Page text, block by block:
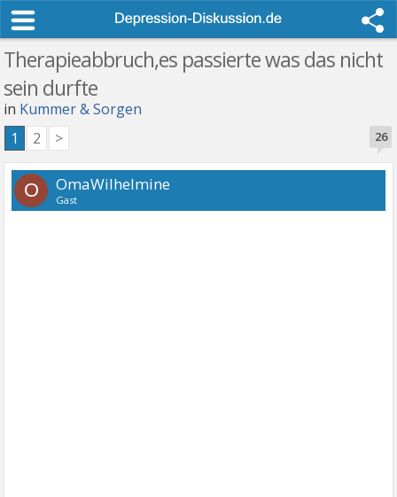
Therapieabbruch,es passierte was das nicht
sein durfte
in Kummer & Sorgen
26
1 2 >
O OmaWilhelmine
Gast